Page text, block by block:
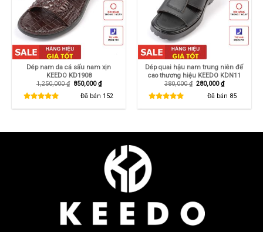
Dép nam da cá sấu nam xịn
KEEDO KD1908
1,250,000₫ Giá
850,000₫Giá
hiện
tại
Đã bán 152
Dép quai hậu nam trung niên đế
cao thương hiệu KEEDO KDN11
380,000₫ Giá
280,000₫Giá
hiện
tại
Đã bán 85